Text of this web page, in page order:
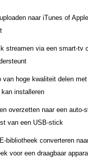
naar iTunes of
streamen via een smart-tv
van hoge kwaliteit delen
installeren
overzetten naar een auto-
van een USB-stick
bibliotheek converteren
voor een draagbaar